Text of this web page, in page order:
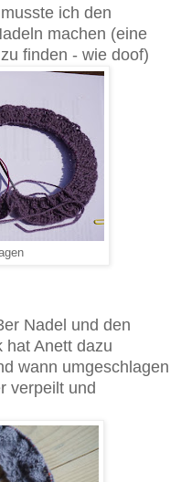
ich den
machen (eine
finden - wie doof)
Nadel und den
hat Anett dazu
wann umgeschlagen
verpeilt und